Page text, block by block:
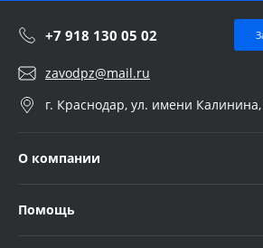
+7 918 130 05 02
zavodpz@mail.ru
г. Краснодар, ул. имени
О компании
Помощь